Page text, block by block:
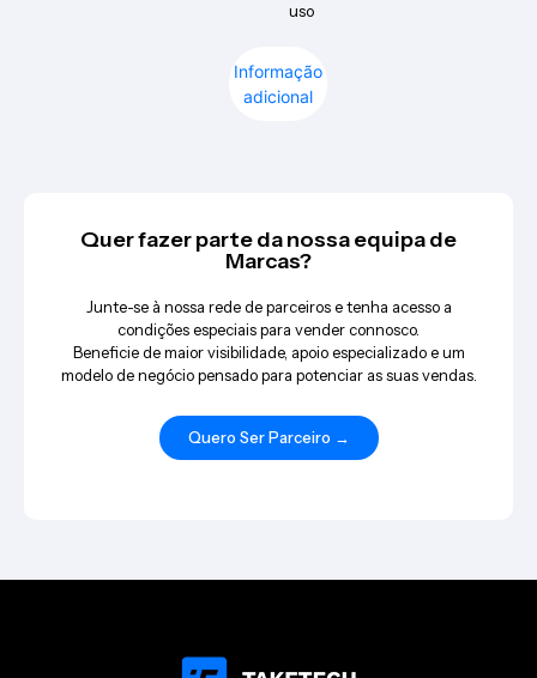
Informação
adicional
uso
Quer fazer parte da nossa equipa de
Marcas?
Junte-se à nossa rede de parceiros e tenha acesso a
condições especiais para vender connosco.
Beneficie de maior visibilidade, apoio especializado e um
modelo de negócio pensado para potenciar as suas vendas.
Quero Ser Parceiro →